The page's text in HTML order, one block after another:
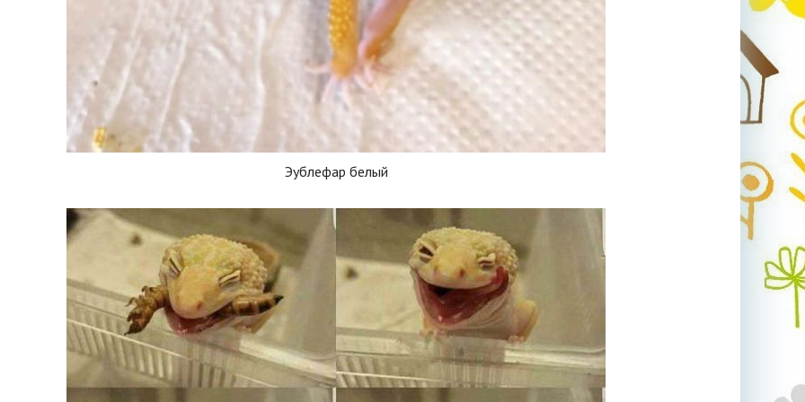
Эублефар белый